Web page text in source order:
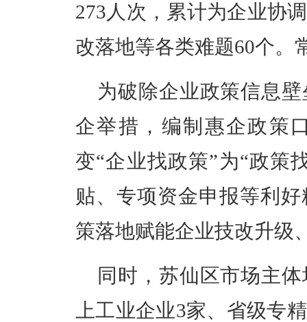
273人次，累计为企业协
改落地等各类难题60个。
为破除企业政策信息
企举措，编制惠企政策
变“企业找政策”为“政策
贴、专项资金申报等利
策落地赋能企业技改升级
同时，苏仙区市场主
上工业企业3家、省级专